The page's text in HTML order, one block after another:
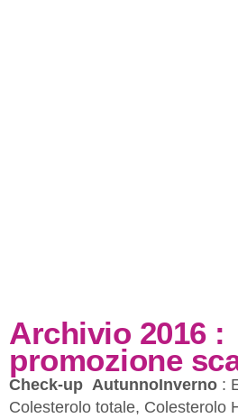
Archivio 2016 :
promozione
Check-up AutunnoInverno :
Colesterolo totale, Colesterolo